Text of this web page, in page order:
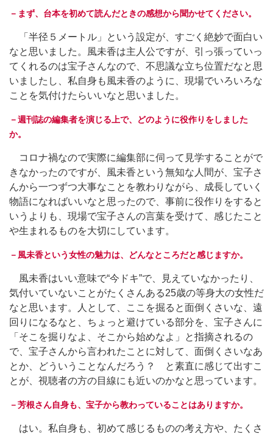
－まず、台本を初めて読んだときの感想から聞かせてください。
「半径５メートル」という設定が、すごく絶妙で面白い
なと思いました。風未香は主人公ですが、引っ張っていっ
てくれるのは宝子さんなので、不思議な立ち位置だなと思
いましたし、私自身も風未香のように、現場でいろいろな
ことを気付けたらいいなと思いました。
－週刊誌の編集者を演じる上で、どのように役作りをしました
か。
コロナ禍なので実際に編集部に伺って見学することがで
きなかったのですが、風未香という無知な人間が、宝子さ
んから一つずつ大事なことを教わりながら、成長していく
物語になればいいなと思ったので、事前に役作りをすると
いうよりも、現場で宝子さんの言葉を受けて、感じたこと
や生まれるものを大切にしています。
－風未香という女性の魅力は、どんなところだと感じますか。
風未香はいい意味で“今ドキ”で、見えていなかったり、
気付いていないことがたくさんある25歳の等身大の女性だ
なと思います。人として、ここを掘ると面倒くさいな、遠
回りになるなと、ちょっと避けている部分を、宝子さんに
「そこを掘りなよ、そこから始めなよ」と指摘されるの
で、宝子さんから言われたことに対して、面倒くさいなあ
とか、どういうことなんだろう？ と素直に感じて出すこ
とが、視聴者の方の目線にも近いのかなと思っています。
－芳根さん自身も、宝子から教わっていることはありますか。
はい。私自身も、初めて感じるものの考え方や、たくさ